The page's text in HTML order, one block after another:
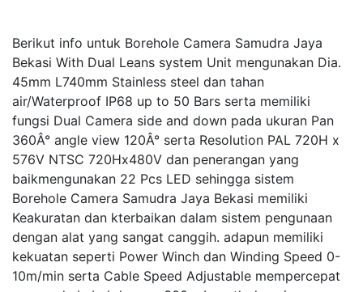
Berikut info untuk Borehole Camera Samudra Jaya
Bekasi With Dual Leans system Unit mengunakan Dia.
45mm L740mm Stainless steel dan tahan
air/Waterproof IP68 up to 50 Bars serta memiliki
fungsi Dual Camera side and down pada ukuran Pan
360Â° angle view 120Â° serta Resolution PAL 720H x
576V NTSC 720Hx480V dan penerangan yang
baikmengunakan 22 Pcs LED sehingga sistem
Borehole Camera Samudra Jaya Bekasi memiliki
Keakuratan dan kterbaikan dalam sistem pengunaan
dengan alat yang sangat canggih. adapun memiliki
kekuatan seperti Power Winch dan Winding Speed 0-
10m/min serta Cable Speed Adjustable mempercepat